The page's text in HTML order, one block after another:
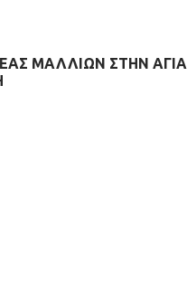
ΜΑΛΛΙΩΝ ΣΤΗΝ ΑΓΙΑ